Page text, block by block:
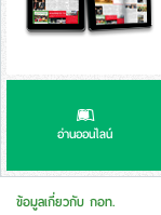
อ่านออนไลน์
ข้อมูลเกี่ยวกับ กอท.